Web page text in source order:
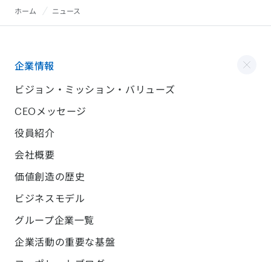
ホーム ニュース
企業情報
ビジョン・ミッション・バリューズ
CEOメッセージ
役員紹介
会社概要
価値創造の歴史
ビジネスモデル
グループ企業一覧
企業活動の重要な基盤